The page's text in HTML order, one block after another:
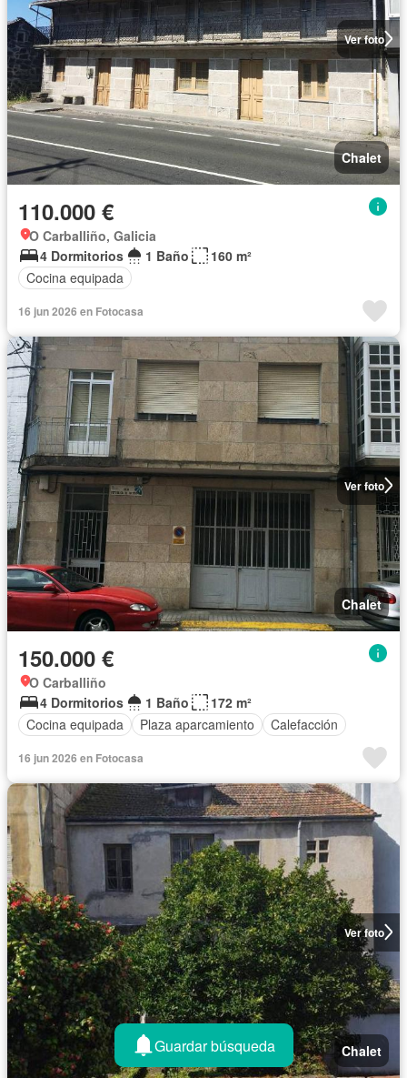
Ver foto
Chalet
110.000 €
O Carballiño, Galicia
4 Dormitorios
1 Baño
160 m²
Cocina equipada
16 jun 2026 en Fotocasa
Ver foto
Chalet
150.000 €
O Carballiño
4 Dormitorios
1 Baño
172 m²
Cocina equipada
Plaza aparcamiento Calefacción
16 jun 2026 en Fotocasa
Ver foto
Chalet
Guardar búsqueda